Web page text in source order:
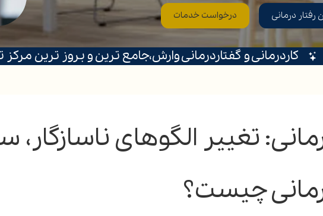
رفتار درمانی درخواست خدمات
کاردرمانی و گفتاردرمانی وارش،جامع ترین و بروز ترین
تغییر الگوهای
چیست؟